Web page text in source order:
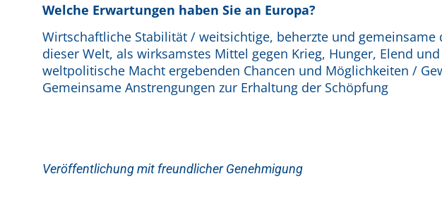
Welche Erwartungen haben Sie an Europa?
Wirtschaftliche Stabilität / weitsichtige, beherzte und
dieser Welt, als wirksamstes Mittel gegen Krieg, Hunger, Elend
weltpolitische Macht ergebenden Chancen und Möglichkeiten /
Gemeinsame Anstrengungen zur Erhaltung der Schöpfung
Veröffentlichung mit freundlicher Genehmigung